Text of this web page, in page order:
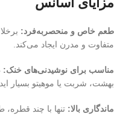
طعم خاص و منحصربه‌فرد:
متفاوت و مدرن ایجاد می‌کند.
مناسب برای نوشیدنی‌های خنک:
بهشت، شربت یا موهیتو بسیار
ماندگاری بالا: تنها با چند